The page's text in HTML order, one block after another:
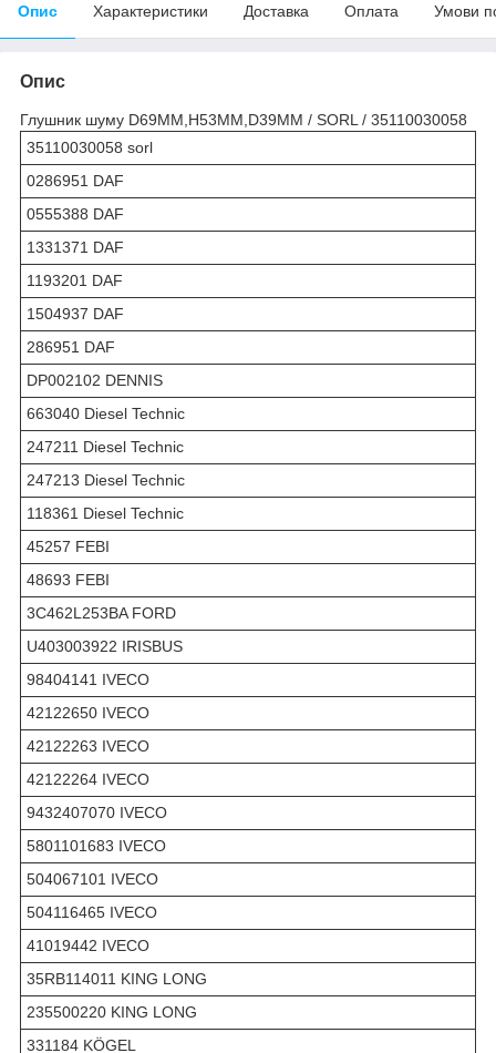
Опис Характеристики Доставка Оплата Умови
Опис
Глушник шуму D69MM,H53MM,D39MM / SORL / 35110030058
35110030058 sorl
0286951 DAF
0555388 DAF
1331371 DAF
1193201 DAF
1504937 DAF
286951 DAF
DP002102 DENNIS
663040 Diesel Technic
247211 Diesel Technic
247213 Diesel Technic
118361 Diesel Technic
45257 FEBI
48693 FEBI
3C462L253BA FORD
U403003922 IRISBUS
98404141 IVECO
42122650 IVECO
42122263 IVECO
42122264 IVECO
9432407070 IVECO
5801101683 IVECO
504067101 IVECO
504116465 IVECO
41019442 IVECO
35RB114011 KING LONG
235500220 KING LONG
331184 KÖGEL